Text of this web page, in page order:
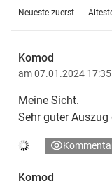
Neueste zuerst
Komod
am 07.01.2024
Meine Sicht.
Sehr guter
Komod